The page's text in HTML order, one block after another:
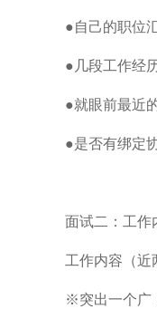
●自己的职位
●几段工作经
●就眼前最近
●是否有绑定
面试二：工作
工作内容（近
※突出一个广